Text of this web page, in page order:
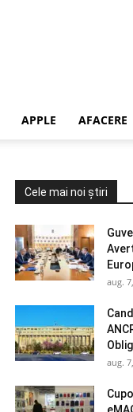
APPLE AFACERE
Cele mai noi știri
aug.
aug.